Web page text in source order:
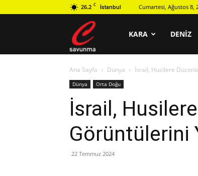
26.2 C İstanbul Cumartesi, Ağustos 8,
savunma
KARA DENIZ
Ana Sayfa Dünya İsrail, Husilere
Dünya Orta Doğu
İsrail,
Görüntülerini
22 Temmuz 2024